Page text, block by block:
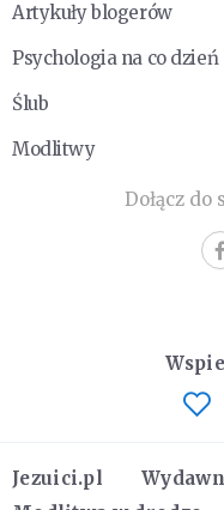
Artykuły blogerów
Psychologia na co dzień
Ślub
Modlitwy
Dołącz do
Jezuici.pl